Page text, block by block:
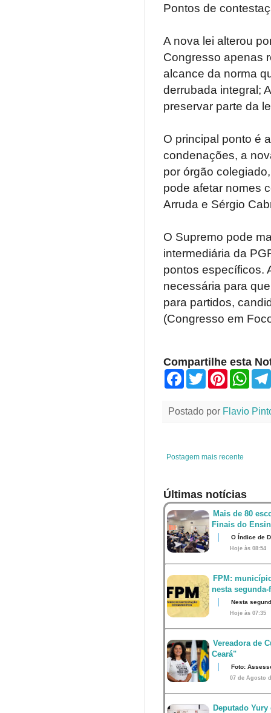
Pontos de
A nova lei alterou
Congresso apenas
alcance da norma
derrubada integral;
preservar parte da
O principal ponto é
condenações, a
por órgão
pode afetar nomes
Arruda e Sérgio
O Supremo pode
intermediária da
pontos específicos.
necessária para
para partidos,
(Congresso em
Compartilhe esta
F
b
T
w
P
e
W
Postado por Flavio
Postagem mais recente
Últimas notícias
Mais de 80
Finais do
O Índice de
Hoje às 08:54
FPM:
nesta segunda-
Nesta
Hoje às 07:35
Vereadora de
Ceará"
Foto:
07 de Agosto
Deputado